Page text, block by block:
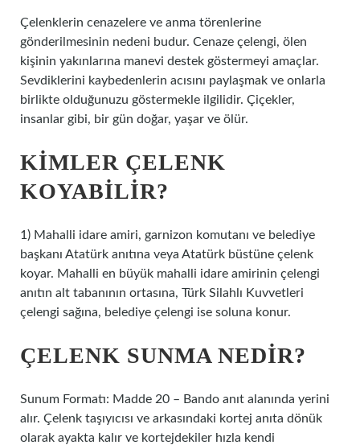
Çelenklerin cenazelere ve anma törenlerine
gönderilmesinin nedeni budur. Cenaze çelengi, ölen
kişinin yakınlarına manevi destek göstermeyi amaçlar.
Sevdiklerini kaybedenlerin acısını paylaşmak ve onlarla
birlikte olduğunuzu göstermekle ilgilidir. Çiçekler,
insanlar gibi, bir gün doğar, yaşar ve ölür.
KIMLER ÇELENK
KOYABILIR?
1) Mahalli idare amiri, garnizon komutanı ve belediye
başkanı Atatürk anıtına veya Atatürk büstüne çelenk
koyar. Mahalli en büyük mahalli idare amirinin çelengi
anıtın alt tabanının ortasına, Türk Silahlı Kuvvetleri
çelengi sağına, belediye çelengi ise soluna konur.
ÇELENK SUNMA NEDIR?
Sunum Formatı: Madde 20 – Bando anıt alanında yerini
alır. Çelenk taşıyıcısı ve arkasındaki kortej anıta dönük
olarak ayakta kalır ve kortejdekiler hızla kendi